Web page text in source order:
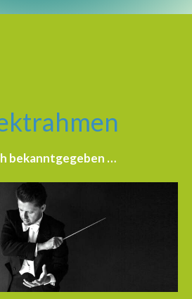
bekanntgegeben …